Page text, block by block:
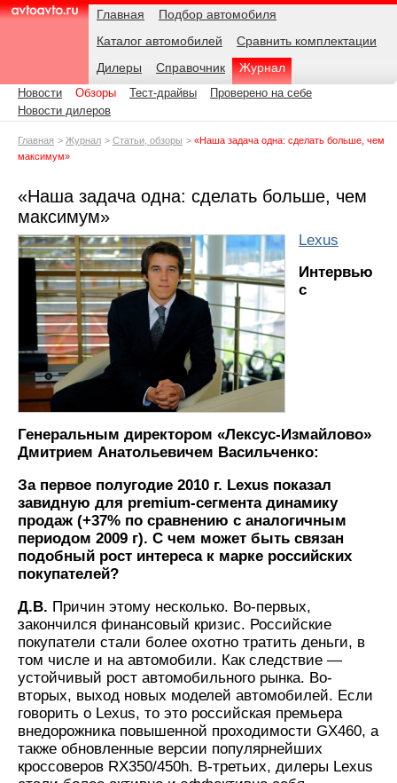
AvtoAvto.ru
Навигация Главная
Подбор автомобиля
Каталог автомобилей
Сравнить комплектации
Дилеры
Справочник Журнал
Подразделы
Новости Обзоры Тест-драйвы
Проверено на себе
Новости дилеров
Родительские
Главная Журнал Статьи, обзоры
«Наша задача одна: сделать больше, чем
максимум»
«Наша задача одна: сделать больше, чем
максимум»
Lexus
Интервью
с
Генеральным директором «Лексус-Измайлово»
Дмитрием Анатольевичем Васильченко:
За первое полугодие 2010 г. Lexus показал
завидную для premium-сегмента динамику
продаж (+37% по сравнению с аналогичным
периодом 2009 г). С чем может быть связан
подобный рост интереса к марке российских
покупателей?
Д.В. Причин этому несколько. Во-первых,
закончился финансовый кризис. Российские
покупатели стали более охотно тратить деньги, в
том числе и на автомобили. Как следствие —
устойчивый рост автомобильного рынка. Во-
вторых, выход новых моделей автомобилей. Если
говорить о Lexus, то это российская премьера
внедорожника повышенной проходимости GX460, а
также обновленные версии популярнейших
кроссоверов RX350/450h. В-третьих, дилеры Lexus
Дата: